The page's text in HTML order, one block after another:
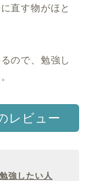
直す物がほと
ので、勉強し
レビュー
強したい人